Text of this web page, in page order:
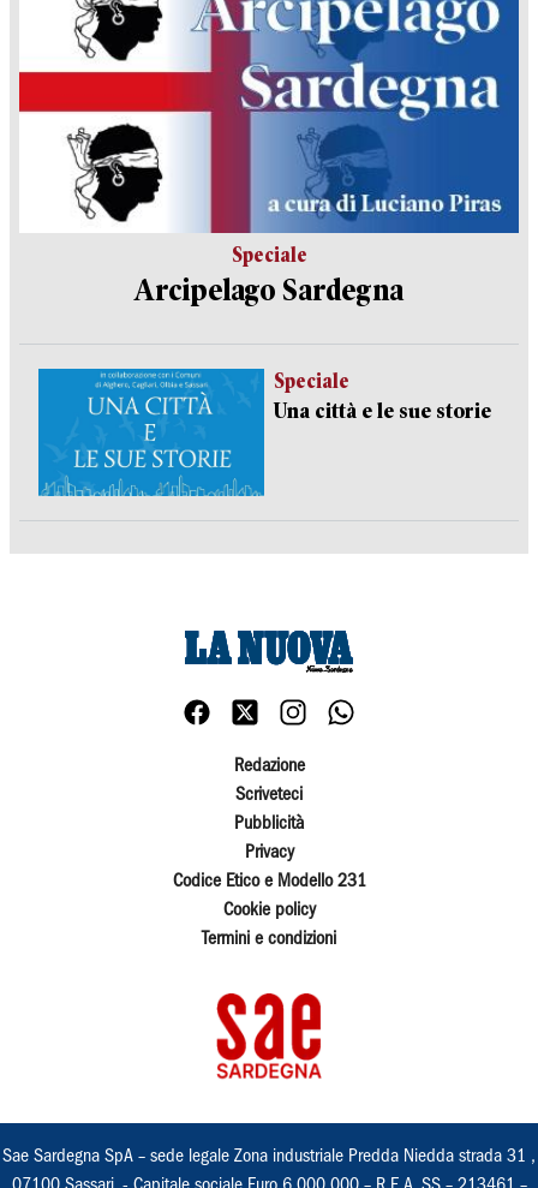
Speciale
Arcipelago Sardegna
Speciale
Una città e le sue storie
Redazione
Scriveteci
Pubblicità
Privacy
Codice Etico e Modello 231
Cookie policy
Termini e condizioni
Sae Sardegna SpA – sede legale Zona industriale Predda Niedda strada 31 ,